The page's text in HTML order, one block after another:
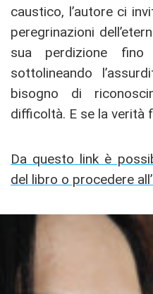
caustico, l’autore ci
peregrinazioni
sua perdizione
sottolineando
bisogno di
difficoltà. E se la verità
Da questo link è
del libro o procedere